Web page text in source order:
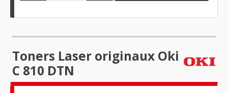
Toners Laser originaux Oki
C 810 DTN